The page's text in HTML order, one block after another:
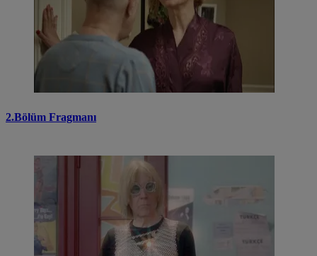
2.Bölüm Fragmanı